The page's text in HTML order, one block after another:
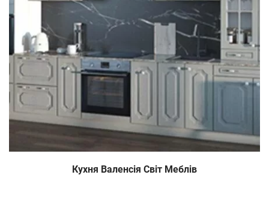
Кухня Валенсія Світ Меблів